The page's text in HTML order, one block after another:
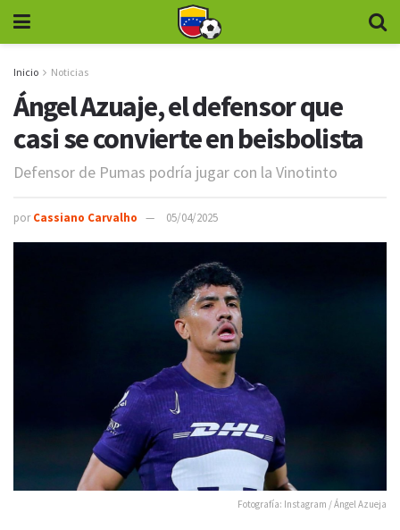
Inicio Noticias
Ángel Azuaje, el defensor que
casi se convierte en beisbolista
Defensor de Pumas podría jugar con la Vinotinto
por Cassiano Carvalho 05/04/2025
Fotografía: Instagram / Ángel Azueja